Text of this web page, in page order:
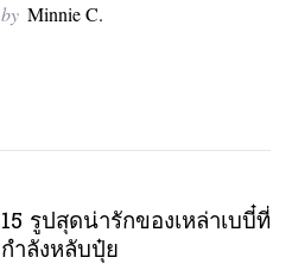
by Minnie C.
15 รูปสุดน่ารักของเหล่าเบบี๋ที่
กำลังหลับปุ๋ย